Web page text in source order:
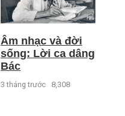
Âm nhạc và đời
sống: Lời ca dâng
Bác
3 tháng trước 8,308